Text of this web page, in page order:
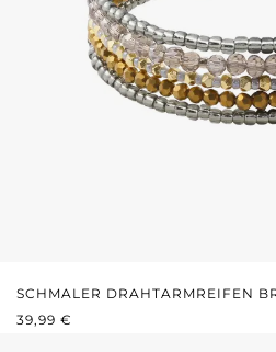
SCHMALER DRAHTARMREIFEN
REGULÄRER PREIS:
39,99 €